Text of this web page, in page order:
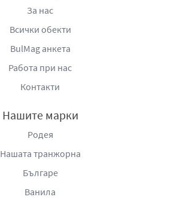
За нас
Всички обекти
BulMag анкета
Работа при нас
Контакти
Нашите марки
Родея
Нашата транжорна
Българе
Ванила